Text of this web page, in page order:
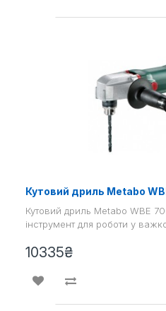
Кутовий дриль Metabo
Кутовий дриль Metabo WBE
інструмент для роботи у
10335₴